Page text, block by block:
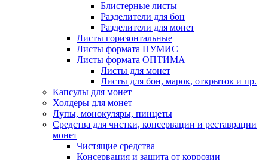
Блистерные листы
Разделители для бон
Разделители для монет
Листы горизонтальные
Листы формата НУМИС
Листы формата ОПТИМА
Листы для монет
Листы для бон, марок, открыток и пр.
Капсулы для монет
Холдеры для монет
Лупы, монокуляры, пинцеты
Средства для чистки, консервации и реставрации
монет
Чистящие средства
Консервация и защита от коррозии